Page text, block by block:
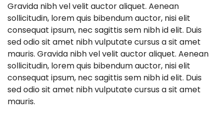
Gravida nibh vel velit auctor aliquet. Aenean
sollicitudin, lorem quis bibendum auctor, nisi elit
consequat ipsum, nec sagittis sem nibh id elit. Duis
sed odio sit amet nibh vulputate cursus a sit amet
mauris. Gravida nibh vel velit auctor aliquet. Aenean
sollicitudin, lorem quis bibendum auctor, nisi elit
consequat ipsum, nec sagittis sem nibh id elit. Duis
sed odio sit amet nibh vulputate cursus a sit amet
mauris.